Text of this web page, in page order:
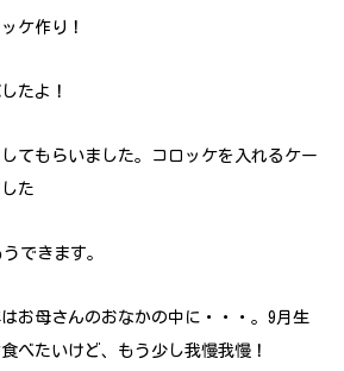
ケ作り！
たよ！
てもらいました。コロッケを入れるケー
た
できます。
お母さんのおなかの中に・・・。9月生
べたいけど、もう少し我慢我慢！